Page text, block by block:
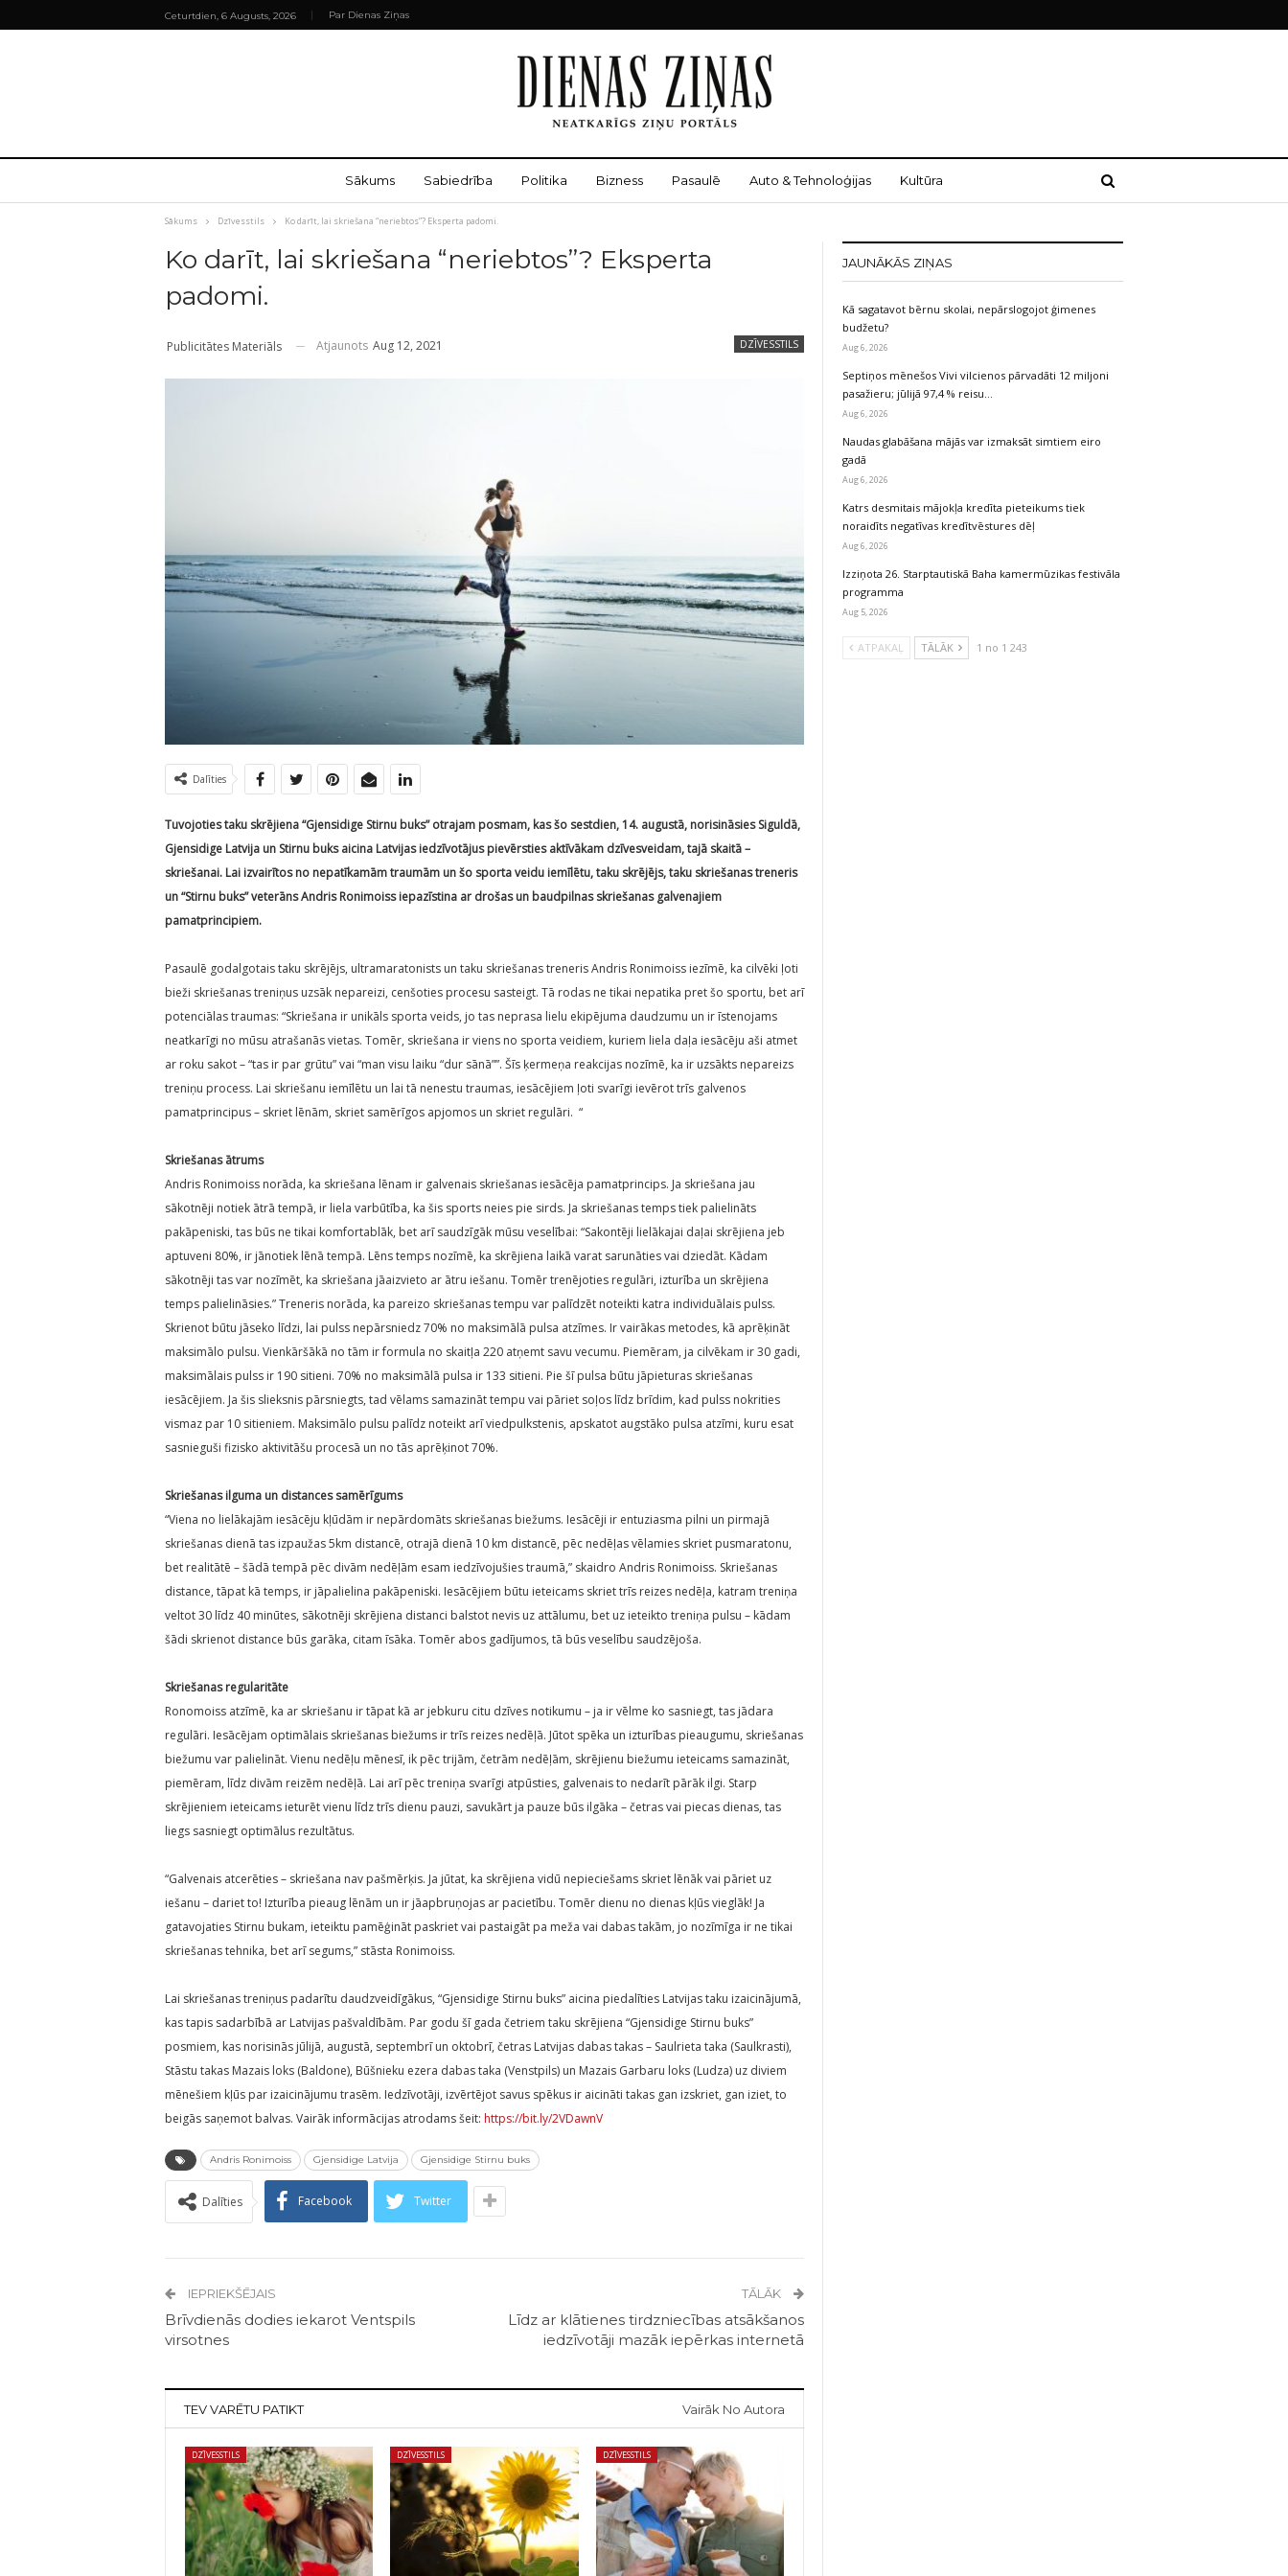
Ceturtdien, 6 Augusts, 2026 Par Dienas Ziņas
Sākums Sabiedrība Politika Bizness Pasaulē Auto & Tehnoloģijas Kultūra
Sākums Dzīvesstils Ko darīt, lai skriešana “neriebtos”? Eksperta padomi.
Ko darīt, lai skriešana “neriebtos”? Eksperta
padomi.
DZĪVESSTILS
Publicitātes Materiāls Atjaunots Aug 12, 2021
Dalīties
Tuvojoties taku skrējiena “Gjensidige Stirnu buks” otrajam posmam, kas šo sestdien, 14. augustā, norisināsies Siguldā,
Gjensidige Latvija un Stirnu buks aicina Latvijas iedzīvotājus pievērsties aktīvākam dzīvesveidam, tajā skaitā –
skriešanai. Lai izvairītos no nepatīkamām traumām un šo sporta veidu iemīlētu, taku skrējējs, taku skriešanas treneris
un “Stirnu buks” veterāns Andris Ronimoiss iepazīstina ar drošas un baudpilnas skriešanas galvenajiem
pamatprincipiem.
Pasaulē godalgotais taku skrējējs, ultramaratonists un taku skriešanas treneris Andris Ronimoiss iezīmē, ka cilvēki ļoti
bieži skriešanas treniņus uzsāk nepareizi, cenšoties procesu sasteigt. Tā rodas ne tikai nepatika pret šo sportu, bet arī
potenciālas traumas: “Skriešana ir unikāls sporta veids, jo tas neprasa lielu ekipējuma daudzumu un ir īstenojams
neatkarīgi no mūsu atrašanās vietas. Tomēr, skriešana ir viens no sporta veidiem, kuriem liela daļa iesācēju aši atmet
ar roku sakot – “tas ir par grūtu” vai “man visu laiku “dur sānā””. Šīs ķermeņa reakcijas nozīmē, ka ir uzsākts nepareizs
treniņu process. Lai skriešanu iemīlētu un lai tā nenestu traumas, iesācējiem ļoti svarīgi ievērot trīs galvenos
pamatprincipus – skriet lēnām, skriet samērīgos apjomos un skriet regulāri. “
Skriešanas ātrums
Andris Ronimoiss norāda, ka skriešana lēnam ir galvenais skriešanas iesācēja pamatprincips. Ja skriešana jau
sākotnēji notiek ātrā tempā, ir liela varbūtība, ka šis sports neies pie sirds. Ja skriešanas temps tiek palielināts
pakāpeniski, tas būs ne tikai komfortablāk, bet arī saudzīgāk mūsu veselībai: “Sakontēji lielākajai daļai skrējiena jeb
aptuveni 80%, ir jānotiek lēnā tempā. Lēns temps nozīmē, ka skrējiena laikā varat sarunāties vai dziedāt. Kādam
sākotnēji tas var nozīmēt, ka skriešana jāaizvieto ar ātru iešanu. Tomēr trenējoties regulāri, izturība un skrējiena
temps palielināsies.” Treneris norāda, ka pareizo skriešanas tempu var palīdzēt noteikti katra individuālais pulss.
Skrienot būtu jāseko līdzi, lai pulss nepārsniedz 70% no maksimālā pulsa atzīmes. Ir vairākas metodes, kā aprēķināt
maksimālo pulsu. Vienkāršākā no tām ir formula no skaitļa 220 atņemt savu vecumu. Piemēram, ja cilvēkam ir 30 gadi,
maksimālais pulss ir 190 sitieni. 70% no maksimālā pulsa ir 133 sitieni. Pie šī pulsa būtu jāpieturas skriešanas
iesācējiem. Ja šis slieksnis pārsniegts, tad vēlams samazināt tempu vai pāriet soļos līdz brīdim, kad pulss nokrities
vismaz par 10 sitieniem. Maksimālo pulsu palīdz noteikt arī viedpulkstenis, apskatot augstāko pulsa atzīmi, kuru esat
sasnieguši fizisko aktivitāšu procesā un no tās aprēķinot 70%.
Skriešanas ilguma un distances samērīgums
“Viena no lielākajām iesācēju kļūdām ir nepārdomāts skriešanas biežums. Iesācēji ir entuziasma pilni un pirmajā
skriešanas dienā tas izpaužas 5km distancē, otrajā dienā 10 km distancē, pēc nedēļas vēlamies skriet pusmaratonu,
bet realitātē – šādā tempā pēc divām nedēļām esam iedzīvojušies traumā,” skaidro Andris Ronimoiss. Skriešanas
distance, tāpat kā temps, ir jāpalielina pakāpeniski. Iesācējiem būtu ieteicams skriet trīs reizes nedēļa, katram treniņa
veltot 30 līdz 40 minūtes, sākotnēji skrējiena distanci balstot nevis uz attālumu, bet uz ieteikto treniņa pulsu – kādam
šādi skrienot distance būs garāka, citam īsāka. Tomēr abos gadījumos, tā būs veselību saudzējoša.
Skriešanas regularitāte
Ronomoiss atzīmē, ka ar skriešanu ir tāpat kā ar jebkuru citu dzīves notikumu – ja ir vēlme ko sasniegt, tas jādara
regulāri. Iesācējam optimālais skriešanas biežums ir trīs reizes nedēļā. Jūtot spēka un izturības pieaugumu, skriešanas
biežumu var palielināt. Vienu nedēļu mēnesī, ik pēc trijām, četrām nedēļām, skrējienu biežumu ieteicams samazināt,
piemēram, līdz divām reizēm nedēļā. Lai arī pēc treniņa svarīgi atpūsties, galvenais to nedarīt pārāk ilgi. Starp
skrējieniem ieteicams ieturēt vienu līdz trīs dienu pauzi, savukārt ja pauze būs ilgāka – četras vai piecas dienas, tas
liegs sasniegt optimālus rezultātus.
“Galvenais atcerēties – skriešana nav pašmērķis. Ja jūtat, ka skrējiena vidū nepieciešams skriet lēnāk vai pāriet uz
iešanu – dariet to! Izturība pieaug lēnām un ir jāapbruņojas ar pacietību. Tomēr dienu no dienas kļūs vieglāk! Ja
gatavojaties Stirnu bukam, ieteiktu pamēģināt paskriet vai pastaigāt pa meža vai dabas takām, jo nozīmīga ir ne tikai
skriešanas tehnika, bet arī segums,” stāsta Ronimoiss.
Lai skriešanas treniņus padarītu daudzveidīgākus, “Gjensidige Stirnu buks” aicina piedalīties Latvijas taku izaicinājumā,
kas tapis sadarbībā ar Latvijas pašvaldībām. Par godu šī gada četriem taku skrējiena “Gjensidige Stirnu buks”
posmiem, kas norisinās jūlijā, augustā, septembrī un oktobrī, četras Latvijas dabas takas – Saulrieta taka (Saulkrasti),
Stāstu takas Mazais loks (Baldone), Būšnieku ezera dabas taka (Venstpils) un Mazais Garbaru loks (Ludza) uz diviem
mēnešiem kļūs par izaicinājumu trasēm. Iedzīvotāji, izvērtējot savus spēkus ir aicināti takas gan izskriet, gan iziet, to
beigās saņemot balvas. Vairāk informācijas atrodams šeit: https://bit.ly/2VDawnV
Andris Ronimoiss Gjensidige Latvija Gjensidige Stirnu buks
Dalīties Facebook Twitter
IEPRIEKŠĒJAIS
Brīvdienās dodies iekarot Ventspils
virsotnes
TĀLĀK
Līdz ar klātienes tirdzniecības atsākšanos
iedzīvotāji mazāk iepērkas internetā
TEV VARĒTU PATIKT Vairāk No Autora
DZĪVESSTILS DZĪVESSTILS DZĪVESSTILS
JAUNĀKĀS ZIŅAS
Kā sagatavot bērnu skolai, nepārslogojot ģimenes
budžetu?
Aug 6, 2026
Septiņos mēnešos Vivi vilcienos pārvadāti 12 miljoni
pasažieru; jūlijā 97,4 % reisu…
Aug 6, 2026
Naudas glabāšana mājās var izmaksāt simtiem eiro
gadā
Aug 6, 2026
Katrs desmitais mājokļa kredīta pieteikums tiek
noraidīts negatīvas kredītvēstures dēļ
Aug 6, 2026
Izziņota 26. Starptautiskā Baha kamermūzikas festivāla
programma
Aug 5, 2026
ATPAKAĻ TĀLĀK 1 no 1 243